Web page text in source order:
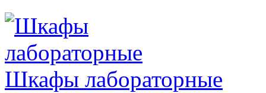
Шкафы лабораторные